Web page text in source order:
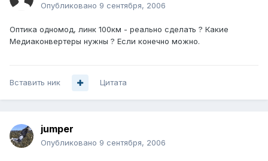
Опубликовано 9 сентября, 2006
Оптика одномод, линк 100км - реально сделать ? Какие
Медиаконвертеры нужны ? Если конечно можно.
Вставить ник Цитата
jumper
Опубликовано 9 сентября, 2006